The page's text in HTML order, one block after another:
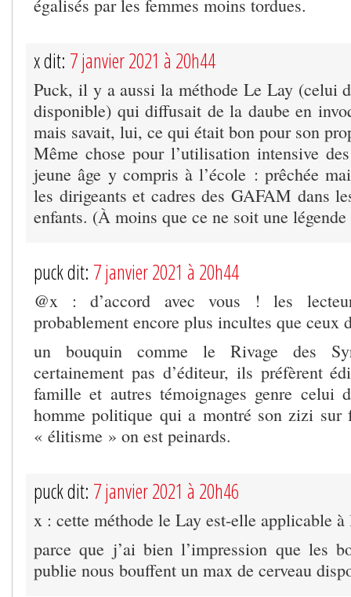
égalisés par les femmes moins tordues.
x dit: 7 janvier 2021 à 20h44
Puck, il y a aussi la méthode Le Lay (celui
disponible) qui diffusait de la daube en
mais savait, lui, ce qui était bon pour son
Même chose pour l’utilisation intensive
jeune âge y compris à l’école : prêchée
les dirigeants et cadres des GAFAM dans
enfants. (À moins que ce ne soit une
puck dit: 7 janvier 2021 à 20h44
@x : d’accord avec vous ! les
probablement encore plus incultes que ceux
un bouquin comme le Rivage des
certainement pas d’éditeur, ils préfèrent
famille et autres témoignages genre celui
homme politique qui a montré son zizi sur
« élitisme » on est peinards.
puck dit: 7 janvier 2021 à 20h46
x : cette méthode le Lay est-elle applicable
parce que j’ai bien l’impression que les
publie nous bouffent un max de cerveau